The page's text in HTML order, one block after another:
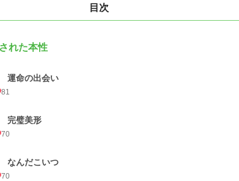
目次
れた本性
運命の出会い
81
完璧美形
70
なんだこいつ
70